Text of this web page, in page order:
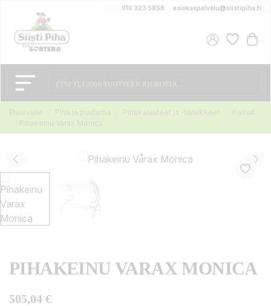
010 323 5858 asiakaspalvelu@siistipiha.fi
Etusivulle Piha ja puutarha Pihakalusteet ja -tarvikkeet
Keinut
Pihakeinu Varax Monica
PIHAKEINU VARAX MONICA
505,04 €